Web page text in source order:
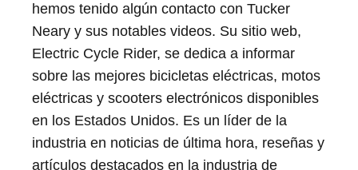
hemos tenido algún contacto con Tucker
Neary y sus notables videos. Su sitio web,
Electric Cycle Rider, se dedica a informar
sobre las mejores bicicletas eléctricas, motos
eléctricas y scooters electrónicos disponibles
en los Estados Unidos. Es un líder de la
industria en noticias de última hora, reseñas y
artículos destacados en la industria de